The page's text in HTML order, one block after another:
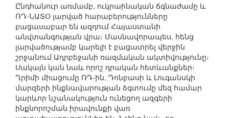
Ընդհանուր առմամբ, ուկրաինական ճգնաժամը և
ՌԴ-ՆԱՏՕ լարված հարաբերությունները
բացասաբար են ազդում Հայաստանի
անվտանգության վրա։ Մասնավորապես, հենց
լարվածությամբ կարելի է բացատրել վերջին
շրջանում Ադրբեջանի ռազմական ակտիվությունը։
Սակայն կան նաև որոշ դրական հետևանքներ։
Ղրիմի միացումը ՌԴ-ին, Դոնբասի և Լուգանսկի
մարզերի ինքնավարության ձգտումը մեզ համար
կարևոր նշանակություն ունեցող ազգերի
ինքնորոշման իրավունքի վառ